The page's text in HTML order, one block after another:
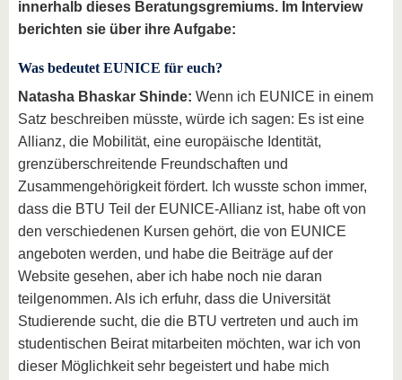
innerhalb dieses Beratungsgremiums. Im Interview
berichten sie über ihre Aufgabe:
Was bedeutet EUNICE für euch?
Natasha Bhaskar Shinde: Wenn ich EUNICE in einem
Satz beschreiben müsste, würde ich sagen: Es ist eine
Allianz, die Mobilität, eine europäische Identität,
grenzüberschreitende Freundschaften und
Zusammengehörigkeit fördert. Ich wusste schon immer,
dass die BTU Teil der EUNICE-Allianz ist, habe oft von
den verschiedenen Kursen gehört, die von EUNICE
angeboten werden, und habe die Beiträge auf der
Website gesehen, aber ich habe noch nie daran
teilgenommen. Als ich erfuhr, dass die Universität
Studierende sucht, die die BTU vertreten und auch im
studentischen Beirat mitarbeiten möchten, war ich von
dieser Möglichkeit sehr begeistert und habe mich